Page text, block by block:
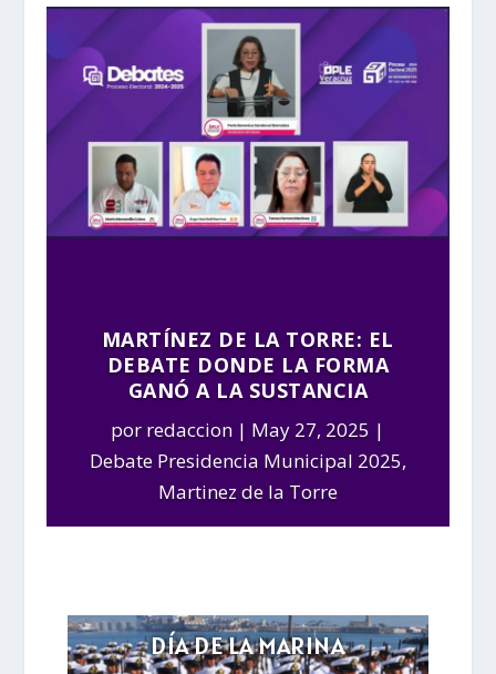
MARTÍNEZ DE LA TORRE: EL
DEBATE DONDE LA FORMA
GANÓ A LA SUSTANCIA
por redaccion
May 27, 2025
Debate Presidencia Municipal 2025,
Martinez de la Torre
DÍA DE LA MARINA